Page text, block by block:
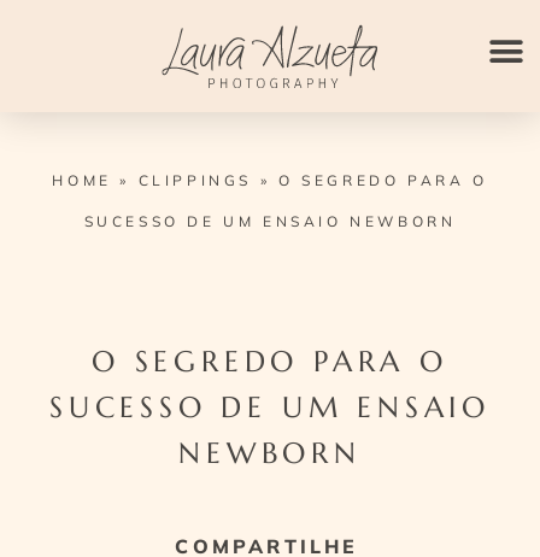
HOME » CLIPPINGS » O SEGREDO PARA O
SUCESSO DE UM ENSAIO NEWBORN
O SEGREDO PARA O
SUCESSO DE UM ENSAIO
NEWBORN